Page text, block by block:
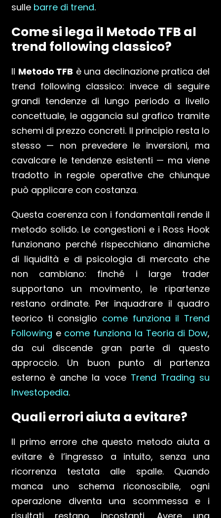
sulle barre di trend.
Come si lega il Metodo TFB al
trend following classico?
Il Metodo TFB è una declinazione pratica del
trend following classico: invece di seguire
grandi tendenze di lungo periodo a livello
concettuale, le aggancia sul grafico tramite
schemi di prezzo concreti. Il principio resta lo
stesso — non prevedere le inversioni, ma
cavalcare le tendenze esistenti — ma viene
tradotto in regole operative che chiunque
può applicare con costanza.
Questa coerenza con i fondamentali rende il
metodo solido. Le congestioni e i Ross Hook
funzionano perché rispecchiano dinamiche
di liquidità e di psicologia di mercato che
non cambiano: finché i large trader
supportano un movimento, le ripartenze
restano ordinate. Per inquadrare il quadro
teorico ti consiglio come funziona il Trend
Following e come funziona la Teoria di Dow,
da cui discende gran parte di questo
approccio. Un buon punto di partenza
esterno è anche la voce Trend Trading su
Investopedia.
Quali errori aiuta a evitare?
Il primo errore che questo metodo aiuta a
evitare è l’ingresso a intuito, senza una
ricorrenza testata alle spalle. Quando
manca uno schema riconoscibile, ogni
operazione diventa una scommessa e i